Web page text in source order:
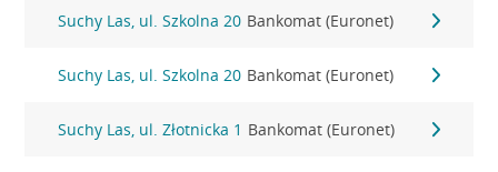
Suchy Las, ul. Szkolna 20 Bankomat (Euronet)
Suchy Las, ul. Szkolna 20 Bankomat (Euronet)
Suchy Las, ul. Złotnicka 1 Bankomat (Euronet)